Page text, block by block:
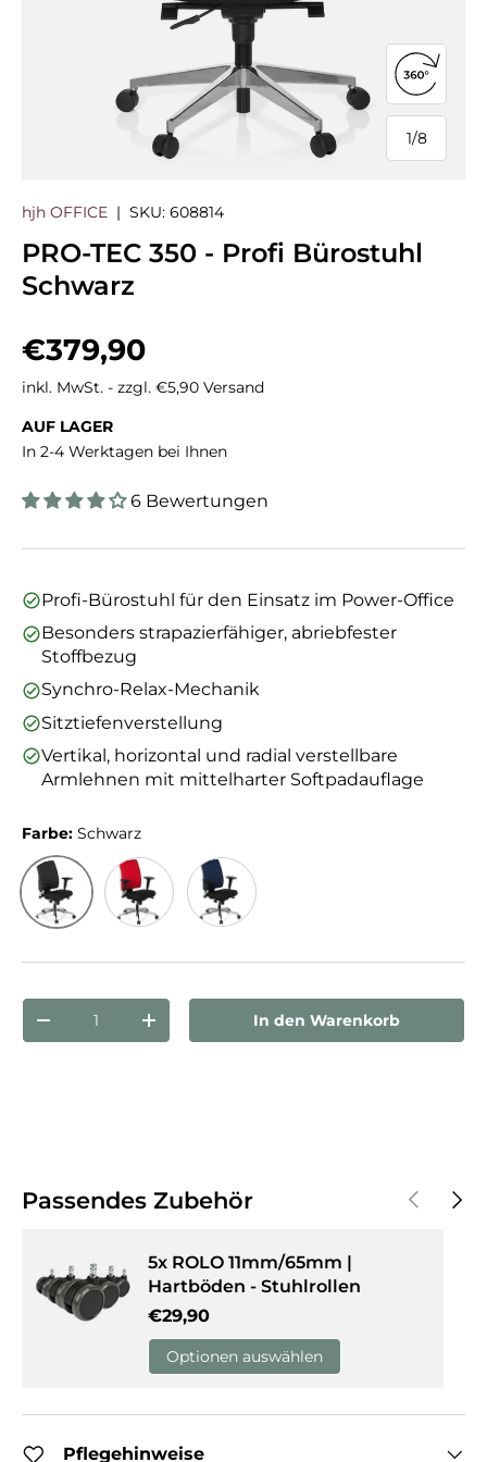
1/
von
8
360°-
hjh OFFICE | SKU: 608814
PRO-TEC 350 - Profi Bürostuhl
Schwarz
Normaler Preis
€379,90
inkl. MwSt. - zzgl. €5,90 Versand
AUF LAGER
In 2-4 Werktagen bei Ihnen
6 Bewertungen
Profi-Bürostuhl für den Einsatz im Power-Office
Besonders strapazierfähiger, abriebfester
Stoffbezug
Synchro-Relax-Mechanik
Sitztiefenverstellung
Vertikal, horizontal und radial verstellbare
Armlehnen mit mittelharter Softpadauflage
Farbe: Schwarz
Menge verringernMenge erhöhenIn den Warenkorb
Passendes Zubehör Vorherige
5x ROLO 11mm/65mm |
Hartböden - Stuhlrollen
Normaler Preis
€29,90
Optionen auswählen
Pflegehinweise